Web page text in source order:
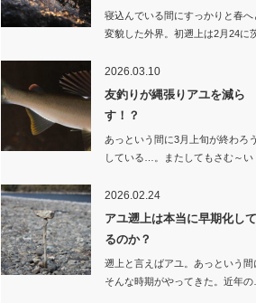
寝込んでいる間にすっかりと春へ
変貌した外界。初遡上は2月24に
2026.03.10
友釣りが縄張りアユを減ら
す！？
あっという間に3月上旬が終わろ
している…。またしてもさむ～い
2026.02.24
アユ遡上は本当に早期化し
るのか？
遡上と言えばアユ。あっという間
そんな時期がやってきた。近年の